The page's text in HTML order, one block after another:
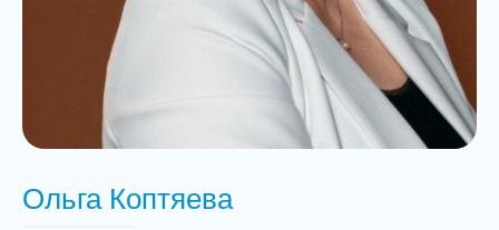
Ольга Коптяева